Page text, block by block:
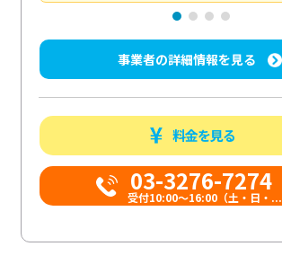
事業者の詳細情報を見る
料金を見る
03-3276-7274
受付10:00〜16:00（土・日・...